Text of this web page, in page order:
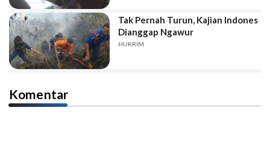
Tak Pernah Turun, Kajian Indones
Dianggap Ngawur
HUKRIM
Komentar